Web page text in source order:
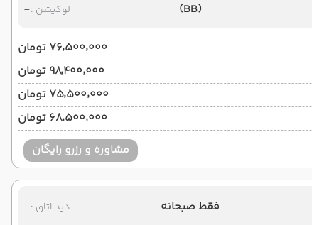
(BB)
لوکیشن :-
۷۶٬۵۰۰٬۰۰۰ تومان
۹۸٬۴۰۰٬۰۰۰ تومان
۷۵٬۵۰۰٬۰۰۰ تومان
۶۸٬۵۰۰٬۰۰۰ تومان
مشاوره و رزرو رایگان
فقط صبحانه
دید اتاق :-